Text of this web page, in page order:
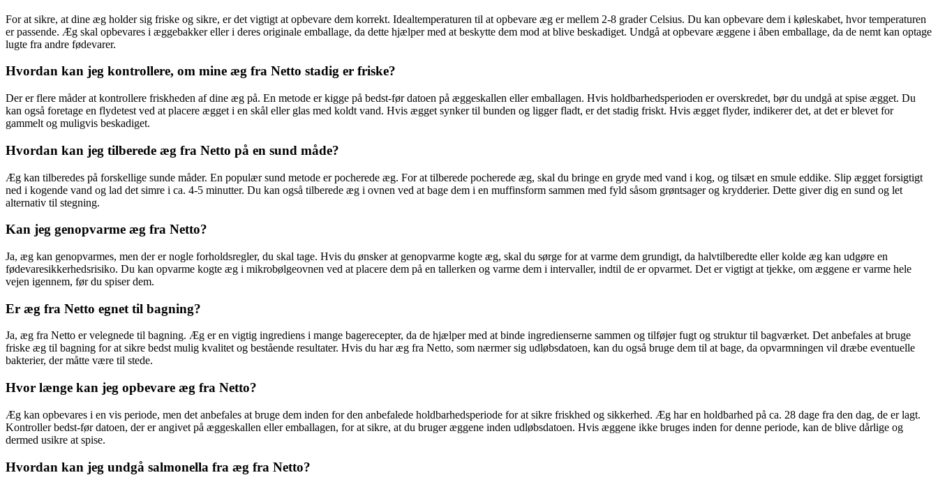
For at sikre, at dine æg holder sig friske og sikre, er det vigtigt at opbevare dem korrekt. Idealtemperaturen til at opbevare æg er mellem 2-8 grader Celsius. Du kan opbevare dem i køleskabet, hvor temperaturen
er passende. Æg skal opbevares i æggebakker eller i deres originale emballage, da dette hjælper med at beskytte dem mod at blive beskadiget. Undgå at opbevare æggene i åben emballage, da de nemt kan optage
lugte fra andre fødevarer.
Hvordan kan jeg kontrollere, om mine æg fra Netto stadig er friske?
Der er flere måder at kontrollere friskheden af dine æg på. En metode er kigge på bedst-før datoen på æggeskallen eller emballagen. Hvis holdbarhedsperioden er overskredet, bør du undgå at spise ægget. Du
kan også foretage en flydetest ved at placere ægget i en skål eller glas med koldt vand. Hvis ægget synker til bunden og ligger fladt, er det stadig friskt. Hvis ægget flyder, indikerer det, at det er blevet for
gammelt og muligvis beskadiget.
Hvordan kan jeg tilberede æg fra Netto på en sund måde?
Æg kan tilberedes på forskellige sunde måder. En populær sund metode er pocherede æg. For at tilberede pocherede æg, skal du bringe en gryde med vand i kog, og tilsæt en smule eddike. Slip ægget forsigtigt
ned i kogende vand og lad det simre i ca. 4-5 minutter. Du kan også tilberede æg i ovnen ved at bage dem i en muffinsform sammen med fyld såsom grøntsager og krydderier. Dette giver dig en sund og let
alternativ til stegning.
Kan jeg genopvarme æg fra Netto?
Ja, æg kan genopvarmes, men der er nogle forholdsregler, du skal tage. Hvis du ønsker at genopvarme kogte æg, skal du sørge for at varme dem grundigt, da halvtilberedte eller kolde æg kan udgøre en
fødevaresikkerhedsrisiko. Du kan opvarme kogte æg i mikrobølgeovnen ved at placere dem på en tallerken og varme dem i intervaller, indtil de er opvarmet. Det er vigtigt at tjekke, om æggene er varme hele
vejen igennem, før du spiser dem.
Er æg fra Netto egnet til bagning?
Ja, æg fra Netto er velegnede til bagning. Æg er en vigtig ingrediens i mange bagerecepter, da de hjælper med at binde ingredienserne sammen og tilføjer fugt og struktur til bagværket. Det anbefales at bruge
friske æg til bagning for at sikre bedst mulig kvalitet og bestående resultater. Hvis du har æg fra Netto, som nærmer sig udløbsdatoen, kan du også bruge dem til at bage, da opvarmningen vil dræbe eventuelle
bakterier, der måtte være til stede.
Hvor længe kan jeg opbevare æg fra Netto?
Æg kan opbevares i en vis periode, men det anbefales at bruge dem inden for den anbefalede holdbarhedsperiode for at sikre friskhed og sikkerhed. Æg har en holdbarhed på ca. 28 dage fra den dag, de er lagt.
Kontroller bedst-før datoen, der er angivet på æggeskallen eller emballagen, for at sikre, at du bruger æggene inden udløbsdatoen. Hvis æggene ikke bruges inden for denne periode, kan de blive dårlige og
dermed usikre at spise.
Hvordan kan jeg undgå salmonella fra æg fra Netto?